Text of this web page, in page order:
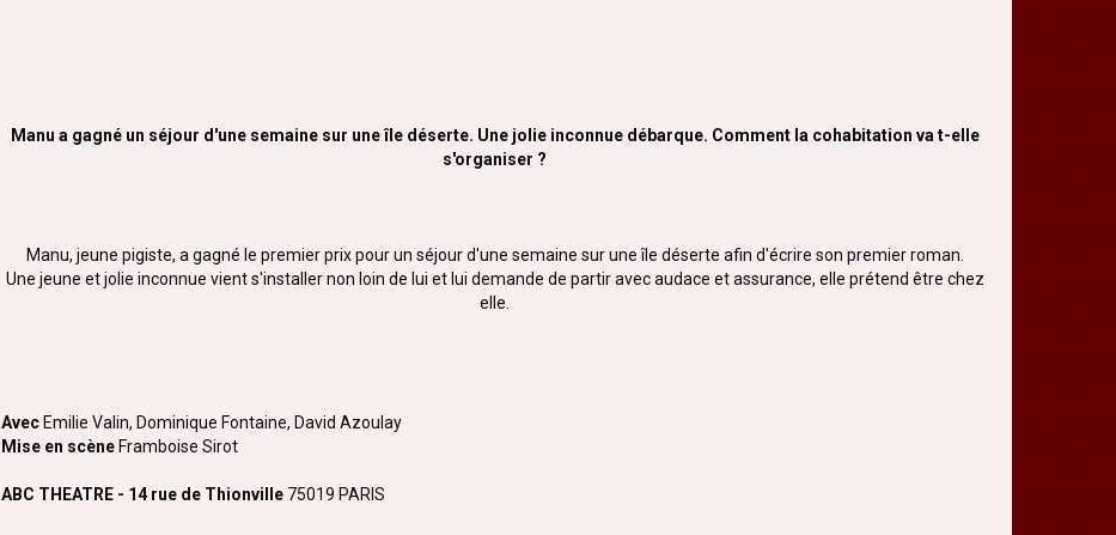
Manu a gagné un séjour d'une semaine sur une île déserte. Une jolie inconnue débarque. Comment la cohabitation va t-elle
s'organiser ?
Manu, jeune pigiste, a gagné le premier prix pour un séjour d'une semaine sur une île déserte afin d'écrire son premier roman.
Une jeune et jolie inconnue vient s'installer non loin de lui et lui demande de partir avec audace et assurance, elle prétend être chez
elle.
Avec Emilie Valin, Dominique Fontaine, David Azoulay
Mise en scène Framboise Sirot
ABC THEATRE - 14 rue de Thionville 75019 PARIS